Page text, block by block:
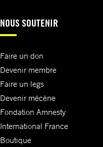
NOUS SOUTENIR
Faire un don
Devenir membre
Faire un legs
Devenir mécène
Fondation Amnesty
International France
Boutique